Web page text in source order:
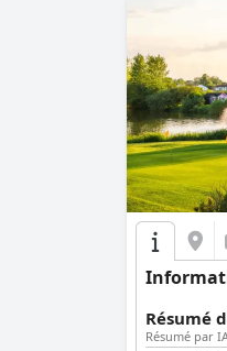
Résumé
Résumé par